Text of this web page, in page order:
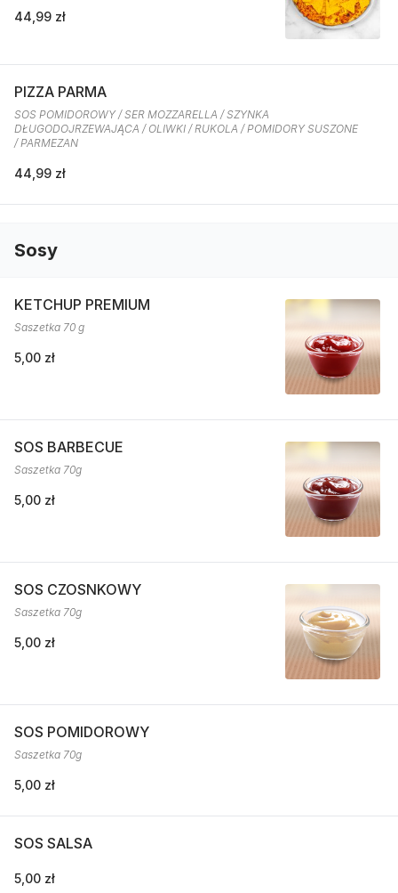
44,99 zł
PIZZA PARMA
SOS POMIDOROWY / SER MOZZARELLA / SZYNKA
DŁUGODOJRZEWAJĄCA / OLIWKI / RUKOLA / POMIDORY SUSZONE
/ PARMEZAN
44,99 zł
Sosy
KETCHUP PREMIUM
Saszetka 70 g
5,00 zł
SOS BARBECUE
Saszetka 70g
5,00 zł
SOS CZOSNKOWY
Saszetka 70g
5,00 zł
SOS POMIDOROWY
Saszetka 70g
5,00 zł
SOS SALSA
5,00 zł